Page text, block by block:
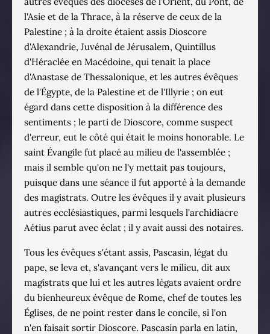
l'Asie et de la Thrace, à la réserve de ceux de la
Palestine ; à la droite étaient assis Dioscore
d'Alexandrie, Juvénal de Jérusalem, Quintillus
d'Héraclée en Macédoine, qui tenait la place
d'Anastase de Thessalonique, et les autres évêques
de l'Égypte, de la Palestine et de l'Illyrie ; on eut
égard dans cette disposition à la différence des
sentiments ; le parti de Dioscore, comme suspect
d'erreur, eut le côté qui était le moins honorable. Le
saint Évangile fut placé au milieu de l'assemblée ;
mais il semble qu'on ne l'y mettait pas toujours,
puisque dans une séance il fut apporté à la demande
des magistrats. Outre les évêques il y avait plusieurs
autres ecclésiastiques, parmi lesquels l'archidiacre
Aétius parut avec éclat ; il y avait aussi des notaires.
Tous les évêques s'étant assis, Pascasin, légat du
pape, se leva et, s'avançant vers le milieu, dit aux
magistrats que lui et les autres légats avaient ordre
du bienheureux évêque de Rome, chef de toutes les
Églises, de ne point rester dans le concile, si l'on
n'en faisait sortir Dioscore. Pascasin parla en latin,